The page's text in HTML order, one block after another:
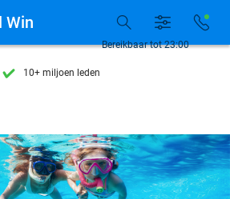
7 dagen per week beschikbaar
10+ miljoen leden
dagen per week beschikbaar
10+ miljoen leden
Bereikbaar tot 23:00
Win